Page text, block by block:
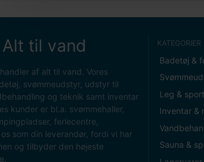
Alt til vand
af alt til vand. Vores
svømmeudstyr, udstyr til
og teknik samt inventar
kunder er bl.a. svømmehaller,
feriecentre,
som din leverandør, fordi vi har
og tilbyder den højeste
KATEGORIER
Badetøj &
Leg & sport
Inventar &
Sauna &